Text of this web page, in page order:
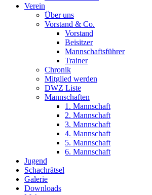
Verein
Über uns
Vorstand & Co.
Vorstand
Beisitzer
Mannschaftsführer
Trainer
Chronik
Mitglied werden
DWZ Liste
Mannschaften
1. Mannschaft
2. Mannschaft
3. Mannschaft
4. Mannschaft
5. Mannschaft
6. Mannschaft
Jugend
Schachrätsel
Galerie
Downloads